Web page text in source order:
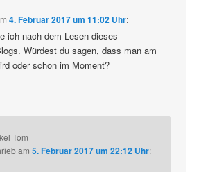
4. Februar 2017 um 11:02 Uhr:
ich nach dem Lesen dieses
Würdest du sagen, dass man am
oder schon im Moment?
Tom
am5. Februar 2017 um 22:12 Uhr: